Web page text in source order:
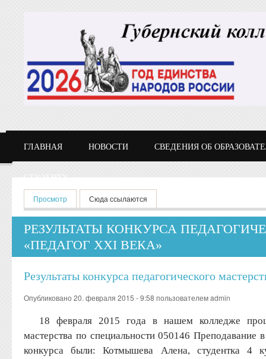
ГЛАВНАЯ НОВОСТИ СВЕДЕНИЯ ОБ
СТУДЕНТУ
Главные вкладки
Просмотр (активная вкладка)
Сюда ссылаются
РЕЗУЛЬТАТЫ КОНКУРСА
«ПЕДАГОГ XXI ВЕКА»
Результаты конкурса педагогического
Опубликовано 20. февраля 2015 - 9:58 пользователемadmin
18 февраля 2015 года в нашем колледже
мастерства по специальности 050146 Преподавание
конкурса были: Котмышева Алена, студентка 4